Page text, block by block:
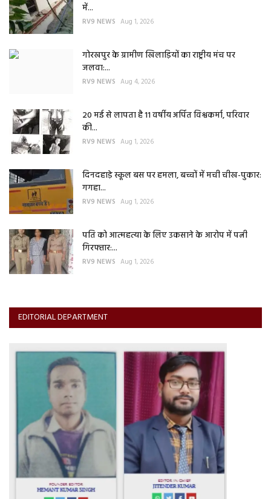
में...
RV9 NEWS Aug 1, 2026
गोरखपुर के ग्रामीण खिलाड़ियों का राष्ट्रीय मंच पर
जलवा:...
RV9 NEWS Aug 4, 2026
20 मई से लापता है 11 वर्षीय अर्पित विश्वकर्मा, परिवार
की...
RV9 NEWS Aug 1, 2026
दिनदहाड़े स्कूल बस पर हमला, बच्चों में मची चीख-पुकार:
गगहा...
RV9 NEWS Aug 1, 2026
पति को आत्महत्या के लिए उकसाने के आरोप में पत्नी
गिरफ्तार:...
RV9 NEWS Aug 1, 2026
EDITORIAL DEPARTMENT